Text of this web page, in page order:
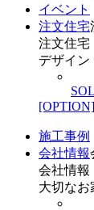
イベント
注文住宅
注文住宅
デザイン
施工事例
会社情報
会社情報
大切なお